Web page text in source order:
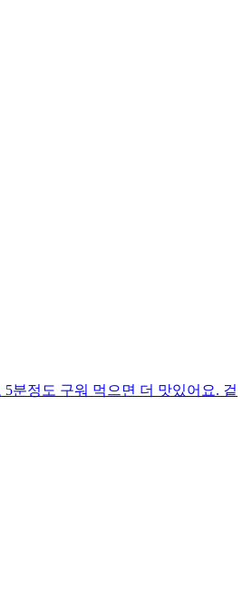
분정도 구워 먹으면 더 맛있어요. 겉